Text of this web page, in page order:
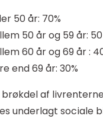
50 år: 70%
50 år og 59 år: 50
60 år og 69 år :
end 69 år: 30%
af
underlagt sociale